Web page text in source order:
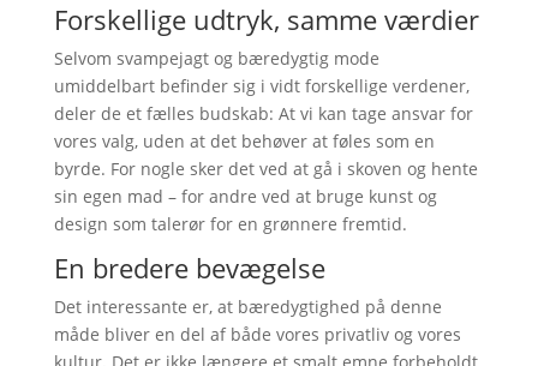
Forskellige udtryk, samme værdier
Selvom svampejagt og bæredygtig mode
umiddelbart befinder sig i vidt forskellige verdener,
deler de et fælles budskab: At vi kan tage ansvar for
vores valg, uden at det behøver at føles som en
byrde. For nogle sker det ved at gå i skoven og hente
sin egen mad – for andre ved at bruge kunst og
design som talerør for en grønnere fremtid.
En bredere bevægelse
Det interessante er, at bæredygtighed på denne
måde bliver en del af både vores privatliv og vores